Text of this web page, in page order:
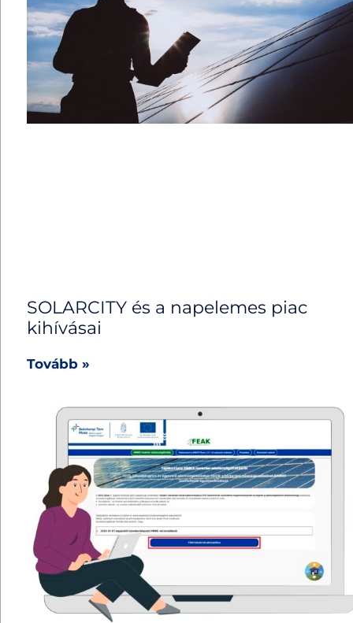
SOLARCITY és a napelemes piac
kihívásai
Tovább »